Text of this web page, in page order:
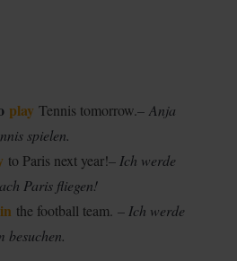
playTennis tomorrow.– Anja
spielen.
to Paris next year!– Ich werde
Paris fliegen!
the football team. – Ich werde
besuchen.